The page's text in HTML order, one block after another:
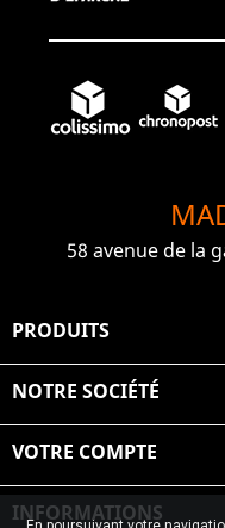
58 avenue de la
PRODUITS
NOTRE SOCIÉTÉ
VOTRE COMPTE
INFORMATIONS